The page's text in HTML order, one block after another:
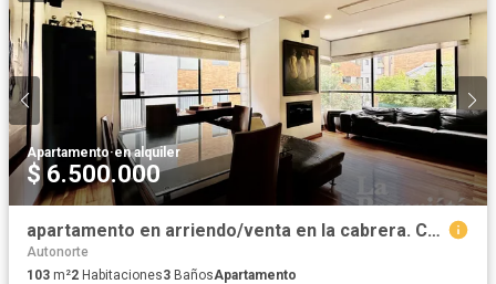
Apartamento·en alquiler
$ 6.500.000
apartamento en arriendo/venta en la cabrera. Cod A299
Autonorte
103 m²2 Habitaciones3 BañosApartamento